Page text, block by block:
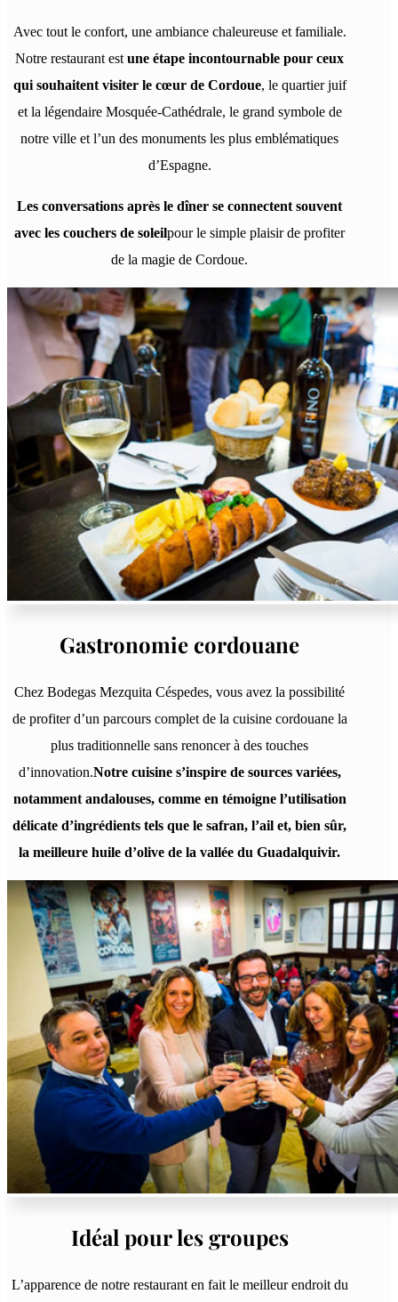
Avec tout le confort, une ambiance chaleureuse et familiale.
Notre restaurant estune étape incontournable pour ceux
qui souhaitent visiter le cœur de Cordoue, le quartier juif
et la légendaire Mosquée-Cathédrale, le grand symbole de
notre ville et l’un des monuments les plus emblématiques
d’Espagne.
Les conversations après le dîner se connectent souvent
avec les couchers de soleilpour le simple plaisir de profiter
de la magie de Cordoue.
Gastronomie cordouane
Chez Bodegas Mezquita Céspedes, vous avez la possibilité
de profiter d’un parcours complet de la cuisine cordouane la
plus traditionnelle sans renoncer à des touches
d’innovation.Notre cuisine s’inspire de sources variées,
notamment andalouses, comme en témoigne l’utilisation
délicate d’ingrédients tels que le safran, l’ail et, bien sûr,
la meilleure huile d’olive de la vallée du Guadalquivir.
Idéal pour les groupes
L’apparence de notre restaurant en fait le meilleur endroit du